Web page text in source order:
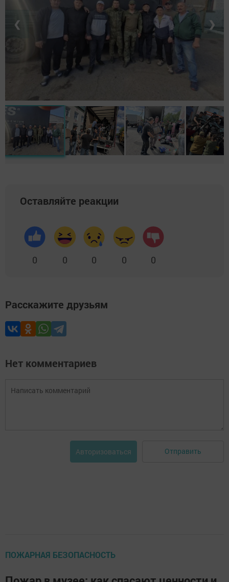
❮ ❯
Оставляйте реакции
0 0 0 0 0
Расскажите друзьям
Нет комментариев
Авторизоваться Отправить
ПОЖАРНАЯ БЕЗОПАСНОСТЬ